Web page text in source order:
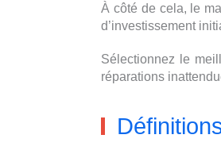
À côté de cela, le
d’investissement
Sélectionnez le
réparations